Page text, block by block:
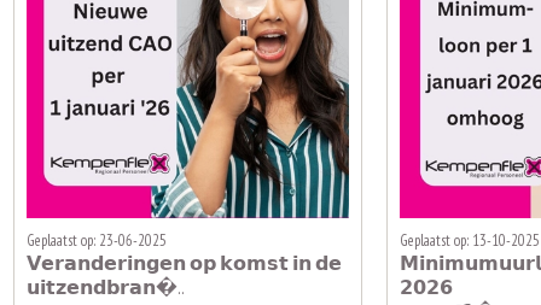
Geplaatst op: 23-06-2025
𝗩𝗲𝗿𝗮𝗻𝗱𝗲𝗿𝗶𝗻𝗴𝗲𝗻 𝗼𝗽 𝗸𝗼𝗺𝘀𝘁 𝗶𝗻 𝗱𝗲
𝘂𝗶𝘁𝘇𝗲𝗻𝗱𝗯𝗿𝗮𝗻�..
Geplaatst op: 13-10-2025
𝟮𝟬𝟮𝟲